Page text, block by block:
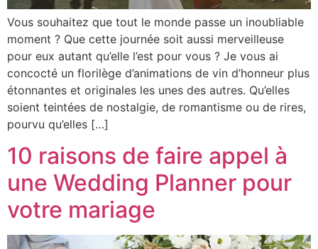
Vous souhaitez que tout le monde passe un inoubliable
moment ? Que cette journée soit aussi merveilleuse
pour eux autant qu’elle l’est pour vous ? Je vous ai
concocté un florilège d’animations de vin d’honneur plus
étonnantes et originales les unes des autres. Qu’elles
soient teintées de nostalgie, de romantisme ou de rires,
pourvu qu’elles […]
10 raisons de faire appel à
une Wedding Planner pour
votre mariage